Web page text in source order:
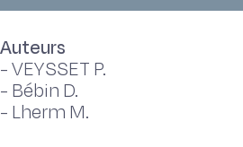
Auteurs
-VEYSSET P.
- Bébin D.
- Lherm M.